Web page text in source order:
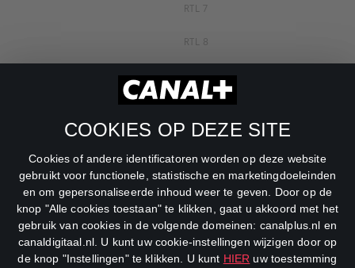
COOKIES OP DEZE SITE
Cookies of andere identificatoren worden op deze website
gebruikt voor functionele, statistische en marketingdoeleinden
en om gepersonaliseerde inhoud weer te geven. Door op de
knop "Alle cookies toestaan" te klikken, gaat u akkoord met het
gebruik van cookies in de volgende domeinen: canalplus.nl en
canaldigitaal.nl. U kunt uw cookie-instellingen wijzigen door op
de knop "Instellingen" te klikken. U kunt HIER uw toestemming
RTL 7
RTL 8
RTL Z
SBS6
Veronica
DreamWorks Channel